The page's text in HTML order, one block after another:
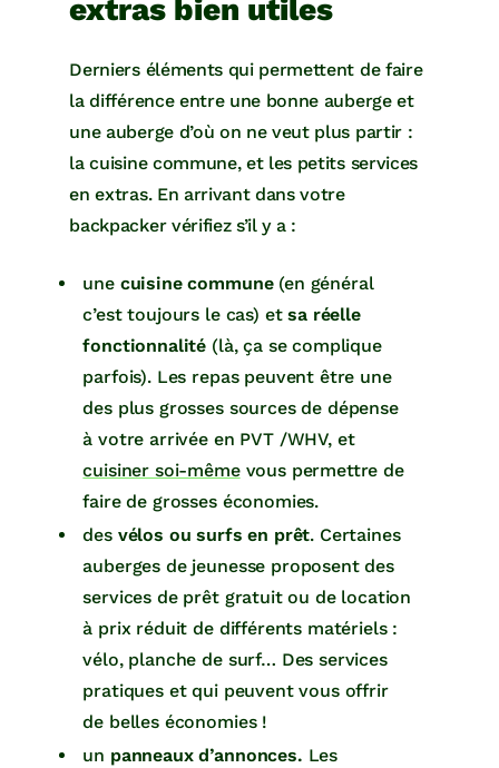
extras bien utiles
Derniers éléments qui permettent de faire
la différence entre une bonne auberge et
une auberge d’où on ne veut plus partir :
la cuisine commune, et les petits services
en extras. En arrivant dans votre
backpacker vérifiez s’il y a :
une cuisine commune(en général
c’est toujours le cas) etsa réelle
fonctionnalité (là, ça se complique
parfois). Les repas peuvent être une
des plus grosses sources de dépense
à votre arrivée en PVT /WHV, et
cuisiner soi-mêmevous permettre de
faire de grosses économies.
des vélos ou surfs en prêt. Certaines
auberges de jeunesse proposent des
services de prêt gratuit ou de location
à prix réduit de différents matériels :
vélo, planche de surf… Des services
pratiques et qui peuvent vous offrir
de belles économies !
un panneaux d’annonces. Les